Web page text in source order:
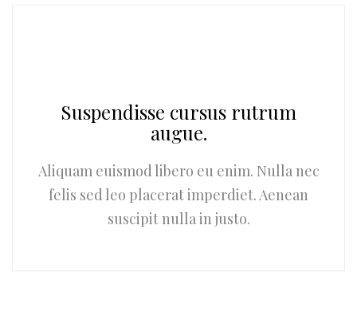
Suspendisse cursus rutrum
augue.
Aliquam euismod libero eu enim. Nulla nec
felis sed leo placerat imperdiet. Aenean
suscipit nulla in justo.